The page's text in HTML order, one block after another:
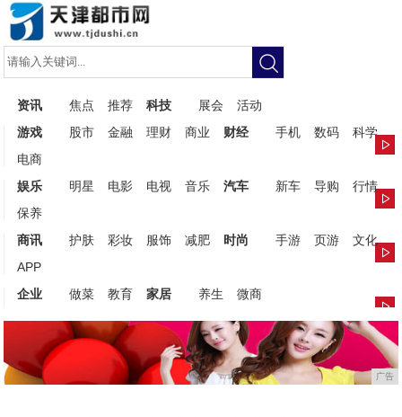
资讯 焦点 推荐 科技 展会
活动
游戏
股市 金融 理财 商业 财经 手机 数码
科学
电商
娱乐
明星 电影 电视 音乐 汽车 新车 导购
行情
保养
商讯
护肤 彩妆 服饰 减肥 时尚 手游 页游
文化
APP
企业
做菜 教育 家居 养生 微商
广告